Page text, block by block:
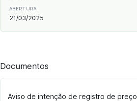
ABERTURA
21/03/2025
Documentos
Aviso de intenção de registro de preço